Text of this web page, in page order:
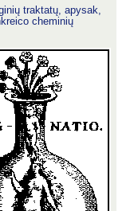
traktatų, apysak,
cheminių